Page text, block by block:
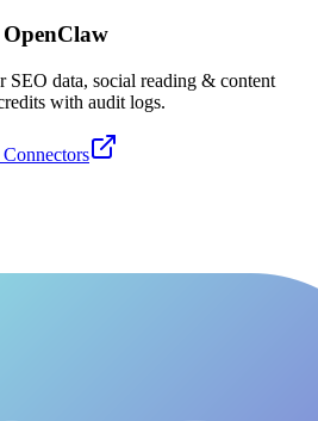
SEO data, social reading & content
with audit logs.